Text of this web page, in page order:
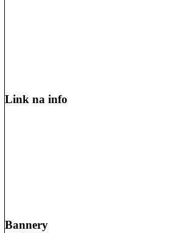
Link na info
Bannery